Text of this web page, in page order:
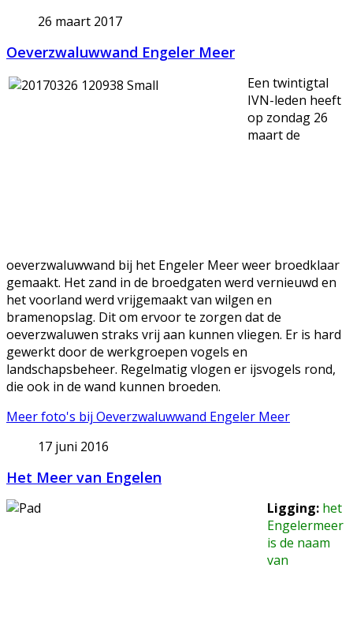
26 maart 2017
Oeverzwaluwwand Engeler Meer
Een twintigtal
IVN-leden heeft
op zondag 26
maart de
oeverzwaluwwand bij het Engeler Meer weer broedklaar
gemaakt. Het zand in de broedgaten werd vernieuwd en
het voorland werd vrijgemaakt van wilgen en
bramenopslag. Dit om ervoor te zorgen dat de
oeverzwaluwen straks vrij aan kunnen vliegen. Er is hard
gewerkt door de werkgroepen vogels en
landschapsbeheer. Regelmatig vlogen er ijsvogels rond,
die ook in de wand kunnen broeden.
Meer foto's bij Oeverzwaluwwand Engeler Meer
17 juni 2016
Het Meer van Engelen
Ligging: het
Engelermeer
is de naam
van